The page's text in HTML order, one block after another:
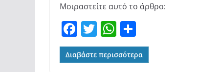
Μοιραστείτε αυτό το άρθρο:
F
a
c
T
w
itt
W
h
at
οι
ρ
Διαβάστε περισσότερα